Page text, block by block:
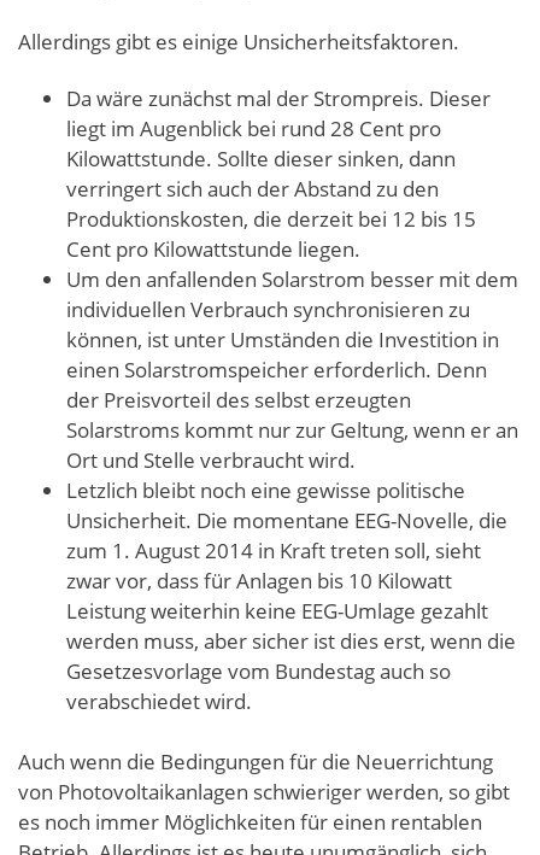
Allerdings gibt es einige Unsicherheitsfaktoren.
Da wäre zunächst mal der Strompreis. Dieser
liegt im Augenblick bei rund 28 Cent pro
Kilowattstunde. Sollte dieser sinken, dann
verringert sich auch der Abstand zu den
Produktionskosten, die derzeit bei 12 bis 15
Cent pro Kilowattstunde liegen.
Um den anfallenden Solarstrom besser mit dem
individuellen Verbrauch synchronisieren zu
können, ist unter Umständen die Investition in
einen Solarstromspeicher erforderlich. Denn
der Preisvorteil des selbst erzeugten
Solarstroms kommt nur zur Geltung, wenn er an
Ort und Stelle verbraucht wird.
Letzlich bleibt noch eine gewisse politische
Unsicherheit. Die momentane EEG-Novelle, die
zum 1. August 2014 in Kraft treten soll, sieht
zwar vor, dass für Anlagen bis 10 Kilowatt
Leistung weiterhin keine EEG-Umlage gezahlt
werden muss, aber sicher ist dies erst, wenn die
Gesetzesvorlage vom Bundestag auch so
verabschiedet wird.
Auch wenn die Bedingungen für die Neuerrichtung
von Photovoltaikanlagen schwieriger werden, so gibt
es noch immer Möglichkeiten für einen rentablen